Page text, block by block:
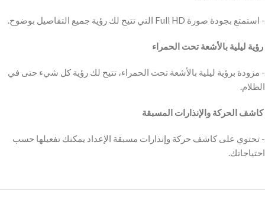
‫- استمتع بجودة صورة Full HD التي تتيح لك رؤية جميع التفاصيل بوضوح.
‫ رؤية ليلية بالأشعة تحت الحمراء
‫- مزودة برؤية ليلية بالأشعة تحت الحمراء، تتيح لك رؤية كل شيء حتى في
الظلام.
‫ كاشف الحركة والإنذارات المسبقة
‫- تحتوي على كاشف حركة وإنذارات مسبقة الإعداد يمكنك تفعيلها حسب
احتياجاتك.